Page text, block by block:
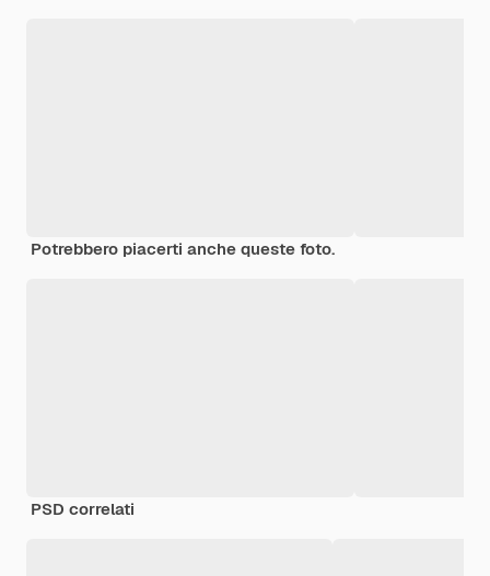
Potrebbero piacerti anche queste foto.
PSD correlati